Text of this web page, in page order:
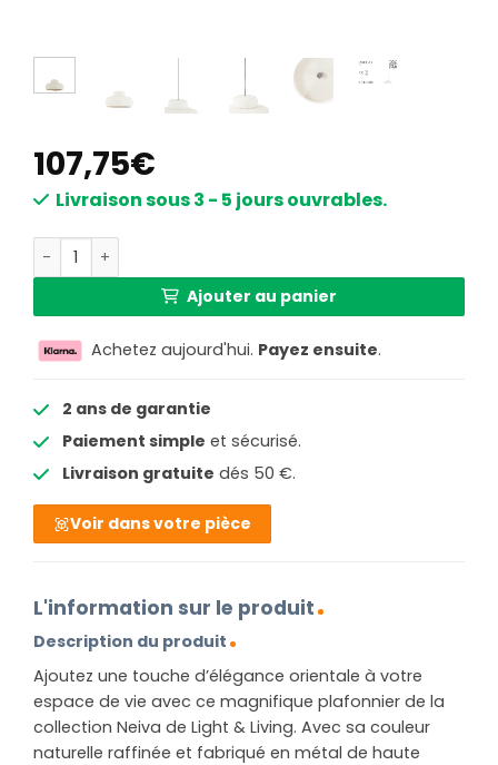
107,75€
Livraison sous 3 - 5 jours ouvrables.
quantité de Suspension blanche moderne au style épuré
Ajouter au panier
Achetez aujourd'hui. Payez ensuite.
2 ans de garantie
Paiement simple et sécurisé.
Livraison gratuite dés 50 €.
Voir dans votre pièce
L'information sur le produit
Description du produit
Ajoutez une touche d’élégance orientale à votre
espace de vie avec ce magnifique plafonnier de la
collection Neiva de Light & Living. Avec sa couleur
naturelle raffinée et fabriqué en métal de haute